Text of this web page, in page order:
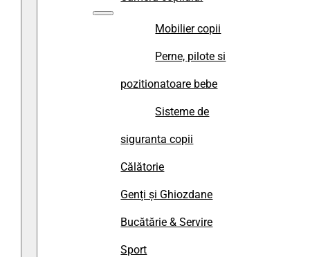
Mobilier copii
Perne, pilote si
pozitionatoare bebe
Sisteme de
siguranta copii
Călătorie
Genți și Ghiozdane
Bucătărie & Servire
Sport